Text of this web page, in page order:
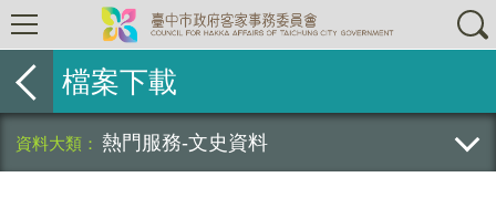
檔案下載
熱門服務-文史資料